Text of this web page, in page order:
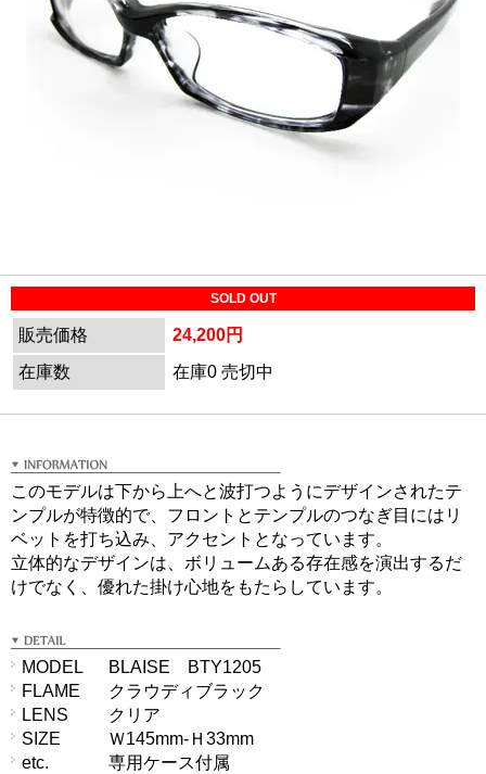
SOLD OUT
販売価格
24,200円
在庫数
在庫0 売切中
このモデルは下から上へと波打つようにデザインされたテ
ンプルが特徴的で、フロントとテンプルのつなぎ目にはリ
ベットを打ち込み、アクセントとなっています。
立体的なデザインは、ボリュームある存在感を演出するだ
けでなく、優れた掛け心地をもたらしています。
MODEL
BLAISE BTY1205
FLAME
クラウディブラック
LENS
クリア
SIZE
Ｗ145mm-Ｈ33mm
etc.
専用ケース付属